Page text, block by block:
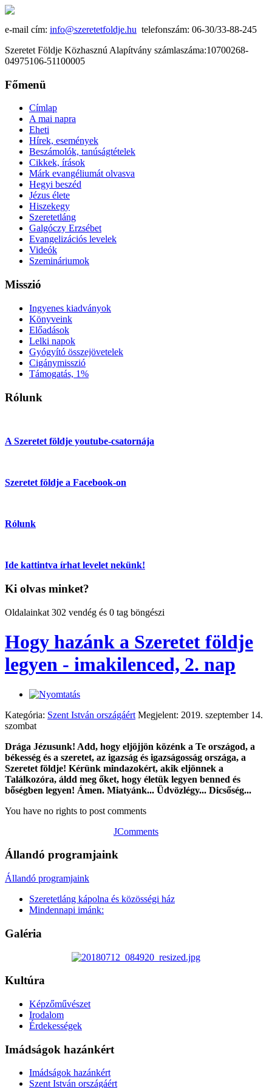
e-mail cím: info@szeretetfoldje.hu telefonszám: 06-30/33-88-245
Szeretet Földje Közhasznú Alapítvány számlaszáma:10700268-
04975106-51100005
Főmenü
Címlap
A mai napra
Eheti
Hírek, események
Beszámolók, tanúságtételek
Cikkek, írások
Márk evangéliumát olvasva
Hegyi beszéd
Jézus élete
Hiszekegy
Szeretetláng
Galgóczy Erzsébet
Evangelizációs levelek
Videók
Szemináriumok
Misszió
Ingyenes kiadványok
Könyveink
Előadások
Lelki napok
Gyógyító összejövetelek
Cigánymisszió
Támogatás, 1%
Rólunk
A Szeretet földje youtube-csatornája
Szeretet földje a Facebook-on
Rólunk
Ide kattintva írhat levelet nekünk!
Ki olvas minket?
Oldalainkat 302 vendég és 0 tag böngészi
Hogy hazánk a Szeretet földje
legyen - imakilenced, 2. nap
Kategória: Szent István országáért Megjelent: 2019. szeptember 14.
szombat
Drága Jézusunk! Add, hogy eljöjjön közénk a Te országod, a
békesség és a szeretet, az igazság és igazságosság országa, a
Szeretet földje! Kérünk mindazokért, akik eljönnek a
Találkozóra, áldd meg őket, hogy életük legyen benned és
bőségben legyen! Ámen. Miatyánk... Üdvözlégy... Dicsőség...
You have no rights to post comments
JComments
Állandó programjaink
Állandó programjaink
Szeretetláng kápolna és közösségi ház
Mindennapi imánk:
Galéria
Kultúra
Képzőművészet
Irodalom
Érdekességek
Imádságok hazánkért
Imádságok hazánkért
Szent István országáért